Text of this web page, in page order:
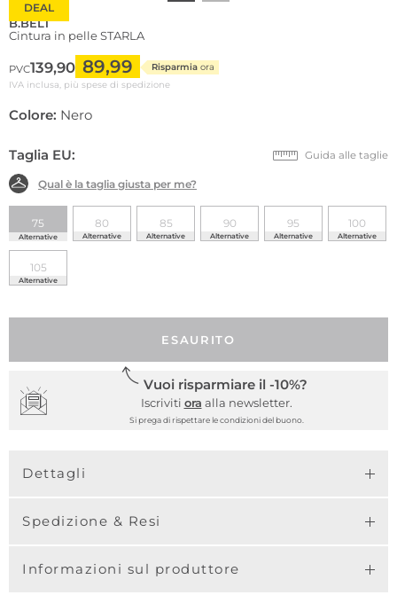
DEAL
B.BELT
Cintura in pelle STARLA
PVC139,90 89,99 Risparmia ora
IVA inclusa, più spese di spedizione
Colore: Nero
Taglia EU: Guida alle taglie
Qual è la taglia giusta per me?
75
Alternative
80
Alternative
85
Alternative
90
Alternative
95
Alternative
100
Alternative
105
Alternative
ESAURITO
Vuoi risparmiare il -10%?
Iscriviti ora alla newsletter.
Si prega di rispettare le condizioni del buono.
Dettagli
Spedizione & Resi
Informazioni sul produttore